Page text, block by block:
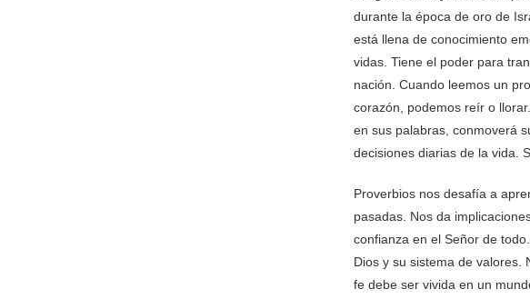
durante la época de oro de
está llena de conocimiento
vidas. Tiene el poder para
nación. Cuando leemos un
corazón, podemos reír o
en sus palabras, conmoverá
decisiones diarias de la vida.
Proverbios nos desafía a
pasadas. Nos da
confianza en el Señor de
Dios y su sistema de valores.
fe debe ser vivida en un